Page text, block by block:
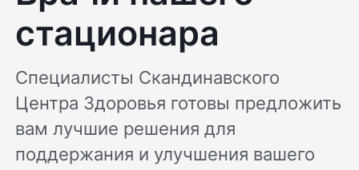
стационара
Специалисты Скандинавского
Центра Здоровья готовы предложить
вам лучшие решения для
поддержания и улучшения вашего